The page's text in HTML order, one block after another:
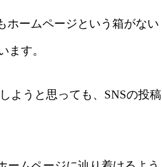
ホームページという箱がない
ます。
ようと思っても、SNSの投稿